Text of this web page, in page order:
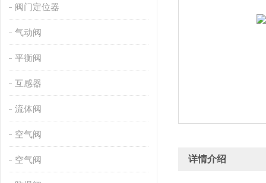
阀门定位器
气动阀
平衡阀
互感器
流体阀
空气阀
空气阀 详情介绍